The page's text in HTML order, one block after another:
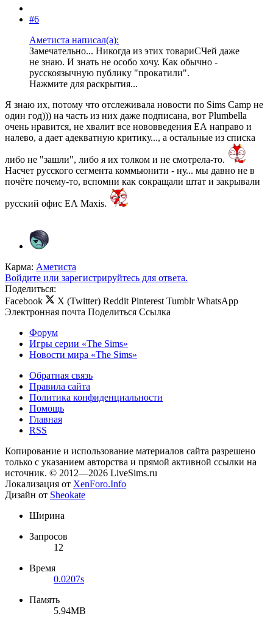
#6
Аметиста написал(а):
Замечательно... Никогда из этих товариСЧей даже
не знаю. И знать не особо хочу. Как обычно -
русскоязычную публику "прокатили".
Нажмите для раскрытия...
Я знаю их, потому что отслеживала новости по Sims Camp не
один год))) на часть из них даже подписана, вот Plumbella
очень нравится, не хвалит все нововведения ЕА направо и
налево, а дает адекватную критику..., а остальные из списка
либо не "зашли", либо я их толком и не смотрела-то.
Насчет русского сегмента коммьюнити - ну... мы давно не в
почёте почему-то, вспомни как сокращали штат и закрывали
русский офис ЕА Maxis.
Карма: Аметиста
Войдите или зарегистрируйтесь для ответа.
Поделиться:
Facebook
X (Twitter) Reddit Pinterest Tumblr WhatsApp
Электронная почта Поделиться Ссылка
Форум
Игры серии «The Sims»
Новости мира «The Sims»
Обратная связь
Правила сайта
Политика конфиденциальности
Помощь
Главная
RSS
Копирование и использование материалов сайта разрешено
только с указанием авторства и прямой активной ссылки на
источник. © 2012—2026 LiveSims.ru
Локализация от XenForo.Info
Дизайн от Sheokate
Ширина
Запросов
12
Время
0.0207s
Память
5.94MB